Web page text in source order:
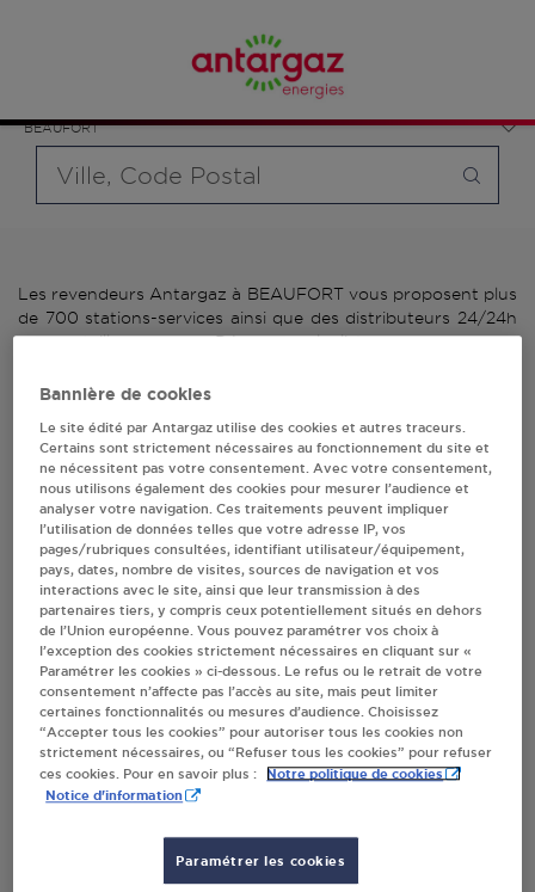
BEAUFORT
bouteille souhaité et le type de point de vente (revendeur /
distributeur automatique de bouteilles de gaz ou station GPL
carburant)
Les revendeurs Antargaz à BEAUFORT vous proposent plus
de 700 stations-services ainsi que des distributeurs 24/24h
de bouteilles de gaz. Découvrez la liste des revendeurs
votre stations GPL ou distributeurs de bouteilles de gaz.
2 revendeur(s) Antargaz
à BEAUFORT
Villes
MASTER PRO BEAUFORT
9 ROUTE DE ROSELEND
73270BEAUFORT
S'Y RENDRE
DISTRIBUTION CASINO FRANCE BEAUFORT
Bannière de cookies
Le site édité par Antargaz utilise des cookies et autres traceurs.
Certains sont strictement nécessaires au fonctionnement du site et
ne nécessitent pas votre consentement. Avec votre consentement,
nous utilisons également des cookies pour mesurer l’audience et
analyser votre navigation. Ces traitements peuvent impliquer
l’utilisation de données telles que votre adresse IP, vos
pages/rubriques consultées, identifiant utilisateur/équipement,
pays, dates, nombre de visites, sources de navigation et vos
interactions avec le site, ainsi que leur transmission à des
partenaires tiers, y compris ceux potentiellement situés en dehors
de l’Union européenne. Vous pouvez paramétrer vos choix à
l’exception des cookies strictement nécessaires en cliquant sur «
Paramétrer les cookies » ci-dessous. Le refus ou le retrait de votre
consentement n’affecte pas l’accès au site, mais peut limiter
certaines fonctionnalités ou mesures d’audience. Choisissez
“Accepter tous les cookies” pour autoriser tous les cookies non
strictement nécessaires, ou “Refuser tous les cookies” pour refuser
ces cookies. Pour en savoir plus :
Notre politique de cookies
Notice d'information
Paramétrer les cookies